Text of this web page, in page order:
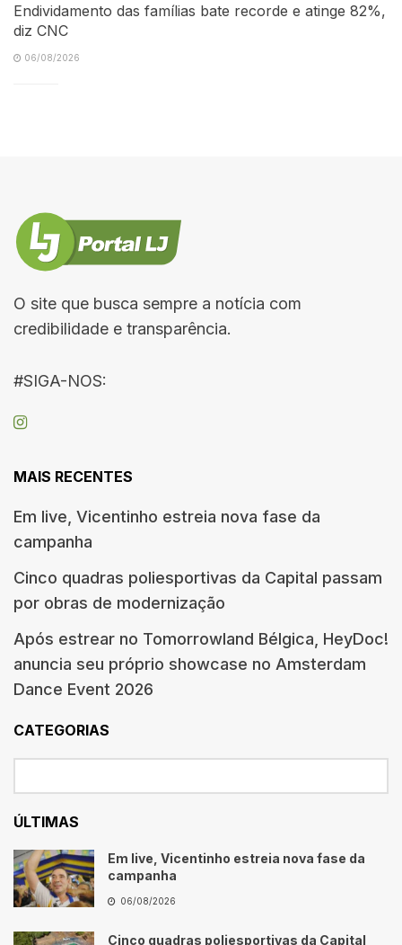
Endividamento das famílias bate recorde e atinge 82%,
diz CNC
06/08/2026
O site que busca sempre a notícia com
credibilidade e transparência.
#SIGA-NOS:
MAIS RECENTES
Em live, Vicentinho estreia nova fase da
campanha
Cinco quadras poliesportivas da Capital passam
por obras de modernização
Após estrear no Tomorrowland Bélgica, HeyDoc!
anuncia seu próprio showcase no Amsterdam
Dance Event 2026
CATEGORIAS
ÚLTIMAS
Em live, Vicentinho estreia nova fase da
campanha
06/08/2026
Cinco quadras poliesportivas da Capital